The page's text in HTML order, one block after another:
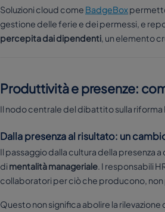
Soluzioni cloud come BadgeBox
gestione delle ferie e dei permessi, e
percepita dai dipendenti, un elemento
Produttività e presenze:
Il nodo centrale del dibattito sulla riforma
Dalla presenza al risultato: un
Il passaggio dalla cultura della presenza
di mentalità manageriale. I responsabili
collaboratori per ciò che producono,
Questo non significa abolire la